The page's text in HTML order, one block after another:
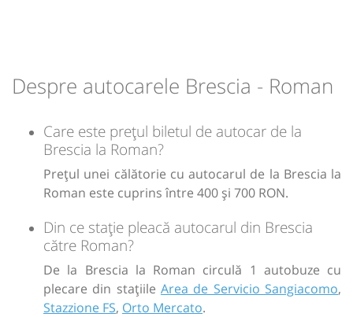
Tabita Tour SRL | Ultima actualizare:
Despre autocarele Brescia - Roman
Care este prețul biletul de autocar de la
Brescia la Roman?
Prețul unei călătorie cu autocarul de la Brescia la
Roman este cuprins între 400 și 700 RON.
Din ce stație pleacă autocarul din Brescia
către Roman?
De la Brescia la Roman circulă 1 autobuze cu
plecare din stațiile Area de Servicio Sangiacomo,
Stazzione FS, Orto Mercato.